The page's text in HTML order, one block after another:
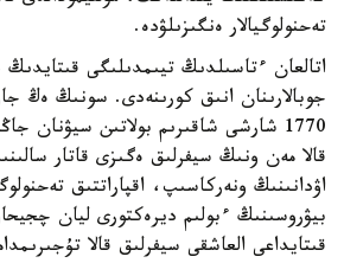
تەحنولوگيالار ەنگىزىلۋدە.
اتالعان ءتاسىلدىڭ تيىمدىلىگى
جوبالارىنان انىق كورىنەدى. سونىڭ ەڭ
1770 شارشى شاقىرىم بولاتىن سيۋنان
قالا مەن ونىڭ سيفرلىق ەگىزى قاتار
اۋدانىنىڭ ونەركاسىپ، اقپاراتتىق
بيۋروسىنىڭ ءبولىم ديرەكتورى ليان
قىتايداعى العاشقى سيفرلىق قالا